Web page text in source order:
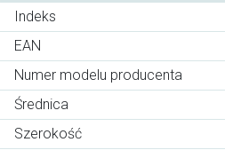
Indeks
EAN
Numer modelu producenta
Średnica
Szerokość